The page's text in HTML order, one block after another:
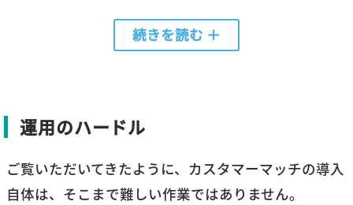
続きを読む
開設時期：2020年12月
カスタマーマッチ：○
運用のハードル
ご覧いただいてきたように、カスタマーマッチの導入
自体は、そこまで難しい作業ではありません。